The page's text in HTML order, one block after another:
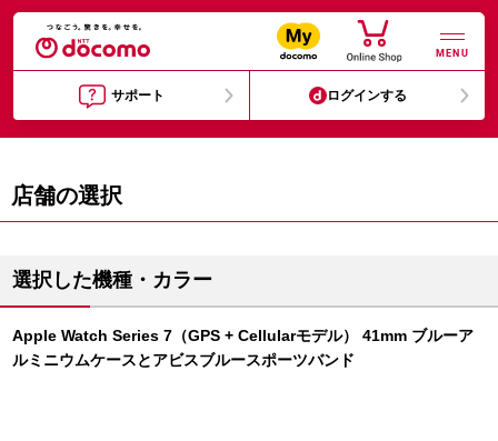
MENU
サポート ログインする
店舗の選択
選択した機種・カラー
Apple Watch Series 7（GPS + Cellularモデル） 41mm ブルーア
ルミニウムケースとアビスブルースポーツバンド